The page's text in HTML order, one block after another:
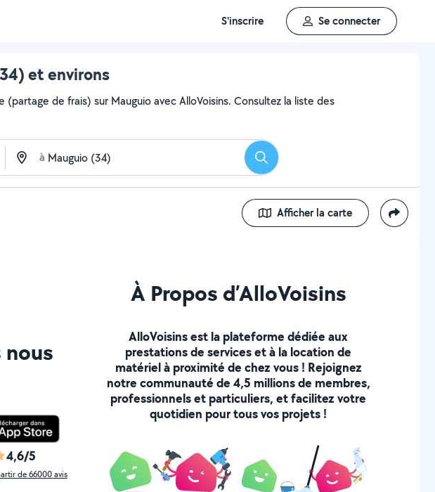
S'inscrire Se connecter
et environs
de frais) sur Mauguio avec AlloVoisins. Consultez la liste des
à Rechercher
Afficher la carte
4,6/5
de 66000 avis
À Propos d’AlloVoisins
AlloVoisins est la plateforme dédiée aux
prestations de services et à la location de
matériel à proximité de chez vous ! Rejoignez
notre communauté de 4,5 millions de membres,
professionnels et particuliers, et facilitez votre
quotidien pour tous vos projets !